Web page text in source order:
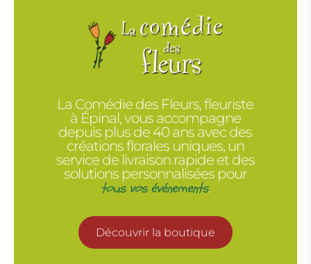
La Comédie des Fleurs, fleuriste
à Épinal, vous accompagne
depuis plus de 40 ans avec des
créations florales uniques, un
service de livraison rapide et des
solutions personnalisées pour
tous vos événements.
Découvrir la boutique